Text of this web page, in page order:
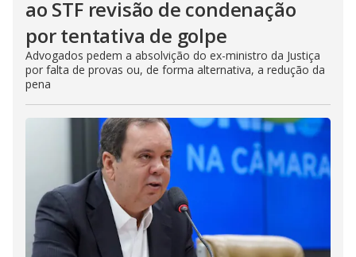
ao STF revisão de condenação
por tentativa de golpe
Advogados pedem a absolvição do ex-ministro da Justiça
por falta de provas ou, de forma alternativa, a redução da
pena